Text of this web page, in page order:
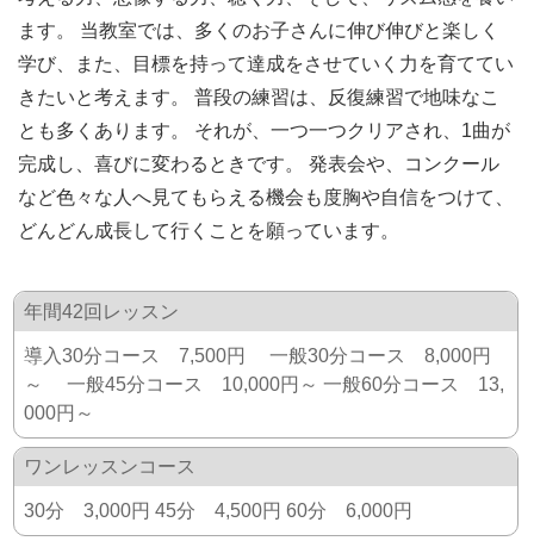
ます。 当教室では、多くのお子さんに伸び伸びと楽しく
学び、また、目標を持って達成をさせていく力を育ててい
きたいと考えます。 普段の練習は、反復練習で地味なこ
とも多くあります。 それが、一つ一つクリアされ、1曲が
完成し、喜びに変わるときです。 発表会や、コンクール
など色々な人へ見てもらえる機会も度胸や自信をつけて、
どんどん成長して行くことを願っています。
年間42回レッスン
導入30分コース 7,500円 一般30分コース 8,000円
～ 一般45分コース 10,000円～ 一般60分コース 13,
000円～
ワンレッスンコース
30分 3,000円 45分 4,500円 60分 6,000円